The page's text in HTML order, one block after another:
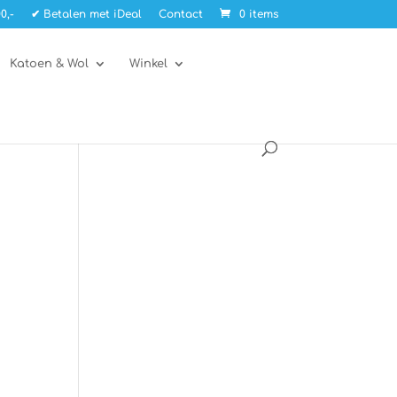
✔ Betalen met iDeal Contact 0 items
Katoen & Wol Winkel